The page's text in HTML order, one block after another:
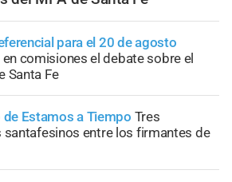
para el 20 de agosto
comisiones el debate sobre el
Santa Fe
Estamos a Tiempo Tres
entre los firmantes de